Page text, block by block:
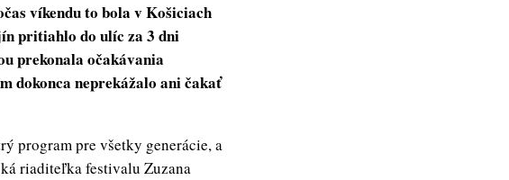
víkendu to bola v Košiciach
pritiahlo do ulíc za 3 dni
prekonala očakávania
dokonca neprekážalo ani čakať
program pre všetky generácie, a
riaditeľka festivalu Zuzana